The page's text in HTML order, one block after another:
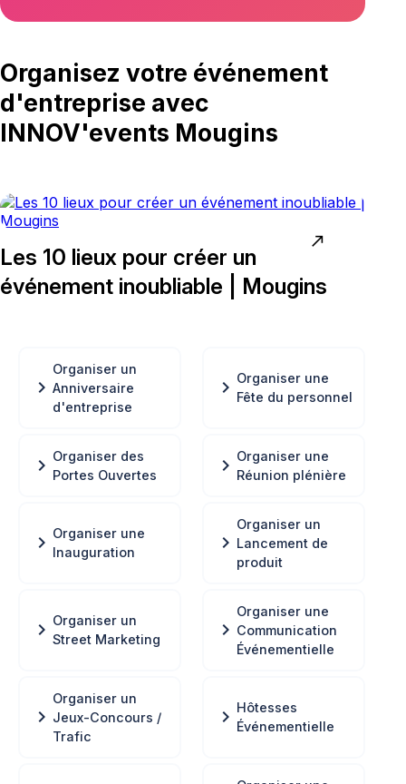
Organisez votre événement
d'entreprise avec
INNOV'events Mougins
Les 10 lieux pour créer un
événement inoubliable | Mougins
north_east
chevron_right
Organiser un
Anniversaire
d'entreprise
chevron_right Organiser une
Fête du personnel
chevron_right Organiser des
Portes Ouvertes
chevron_right Organiser une
Réunion plénière
chevron_right Organiser une
Inauguration
chevron_right
Organiser un
Lancement de
produit
chevron_right Organiser un
Street Marketing
chevron_right
Organiser une
Communication
Événementielle
chevron_right
Organiser un
Jeux-Concours /
Trafic
chevron_right Hôtesses
Événementielle